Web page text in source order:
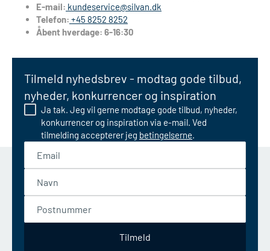
E-mail: kundeservice@silvan.dk
Telefon: +45 8252 8252
Åbent hverdage: 6-16:30
Tilmeld nyhedsbrev - modtag gode tilbud,
nyheder, konkurrencer og inspiration
Ja tak. Jeg vil gerne modtage gode tilbud, nyheder,
konkurrencer og inspiration via e-mail. Ved
tilmelding accepterer jeg betingelserne.
Tilmeld